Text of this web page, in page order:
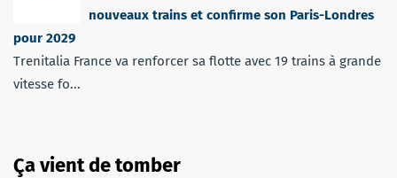
nouveaux trains et confirme son Paris-Londres
pour 2029
Trenitalia France va renforcer sa flotte avec 19 trains à grande
vitesse fo...
Ça vient de tomber